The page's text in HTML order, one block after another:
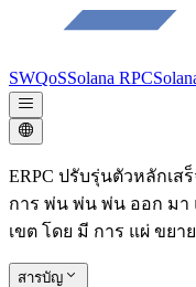
SWQoSSolana RPC
ERPC ปรับรุ่นตัวหลักเส
การ พ่น พ่น พ่น ออก มา
เขต โดย มี การ แผ่ ขยา
สารบัญ